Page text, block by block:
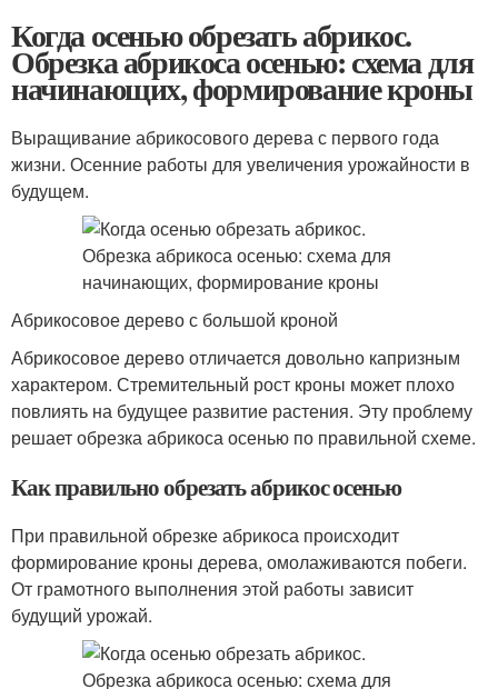
Когда осенью обрезать абрикос.
Обрезка абрикоса осенью: схема для
начинающих, формирование кроны
Выращивание абрикосового дерева с первого года
жизни. Осенние работы для увеличения урожайности в
будущем.
Абрикосовое дерево с большой кроной
Абрикосовое дерево отличается довольно капризным
характером. Стремительный рост кроны может плохо
повлиять на будущее развитие растения. Эту проблему
решает обрезка абрикоса осенью по правильной схеме.
Как правильно обрезать абрикос осенью
При правильной обрезке абрикоса происходит
формирование кроны дерева, омолаживаются побеги.
От грамотного выполнения этой работы зависит
будущий урожай.